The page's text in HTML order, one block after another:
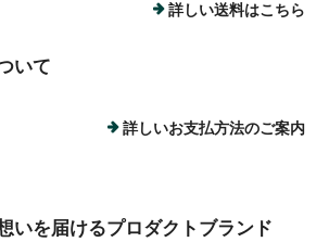
詳しい送料はこちら
いて
詳しいお支払方法のご案内
いを届けるプロダクトブランド